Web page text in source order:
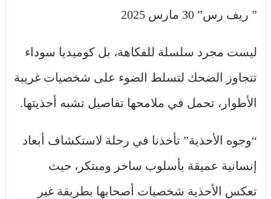
” ريف رس” 30 مارس 2025
ليست مجرد سلسلة للفكاهة، بل كوميديا سوداء
تتجاوز الضحك لتسلط الضوء على شخصيات غريبة
الأطوار، تحمل في ملامحها تفاصيل تشبه أحذيتها.
“وجوه الأحذية” تأخذنا في رحلة لاستكشاف أبعاد
إنسانية عميقة بأسلوب ساخر ومبتكر، حيث
تعكس الأحذية شخصيات أصحابها بطريقة غير